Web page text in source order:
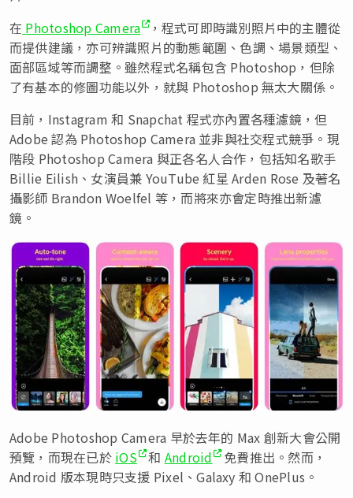
在 Photoshop Camera ，程式可即時識別照片中的主體從
而提供建議，亦可辨識照片的動態範圍、色調、場景類型、
面部區域等而調整。雖然程式名稱包含 Photoshop，但除
了有基本的修圖功能以外，就與 Photoshop 無太大關係。
目前，Instagram 和 Snapchat 程式亦內置各種濾鏡，但
Adobe 認為 Photoshop Camera 並非與社交程式競爭。現
階段 Photoshop Camera 與正各名人合作，包括知名歌手
Billie Eilish、女演員兼 YouTube 紅星 Arden Rose 及著名
攝影師 Brandon Woelfel 等，而將來亦會定時推出新濾
鏡。
Adobe Photoshop Camera 早於去年的 Max 創新大會公開
預覽，而現在已於 iOS 和 Android 免費推出。然而，
Android 版本現時只支援 Pixel、Galaxy 和 OnePlus。